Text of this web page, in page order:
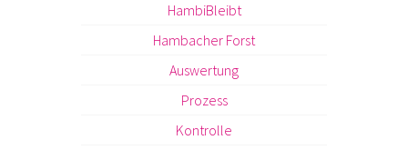
HambiBleibt
Hambacher Forst
Auswertung
Prozess
Kontrolle